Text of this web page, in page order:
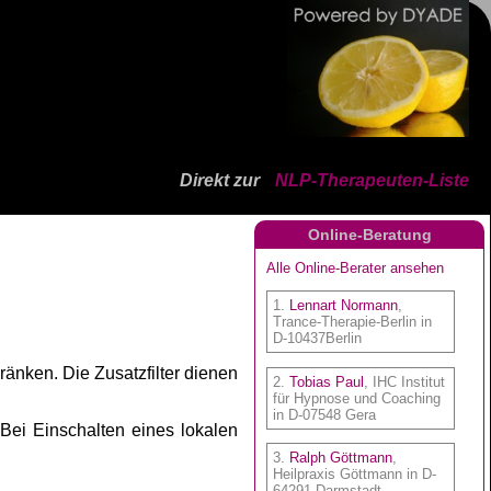
Direkt zur NLP-Therapeuten-Liste
Die Zusatzfilter dienen
Einschalten eines lokalen
Online-Beratung